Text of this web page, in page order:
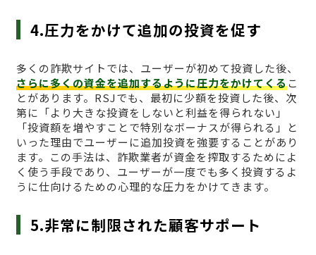
4.圧力をかけて追加の投資を促す
多くの詐欺サイトでは、ユーザーが初めて投資した後、
さらに多くの資金を追加するように圧力をかけてくるこ
とがあります。RSJでも、最初に少額を投資した後、次
第に「より大きな投資をしないと利益を得られない」
「投資額を増やすことで特別なボーナスが得られる」と
いった理由でユーザーに追加投資を強要することがあり
ます。この手法は、詐欺業者が資金を搾取するためによ
く使う手段であり、ユーザーが一度でも多く投資するよ
うに仕向けるための心理的な圧力をかけてきます。
5.非常に制限された顧客サポート